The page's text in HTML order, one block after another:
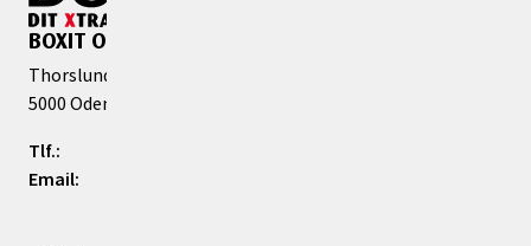
BOXIT Odense C
Thorslundsvej 3
5000 Odense C
Tlf.:
Email: